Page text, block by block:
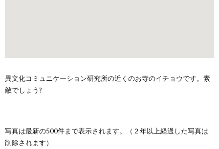
異文化コミュニケーション研究所の近くのお寺のイチョウです。素
敵でしょう?
写真は最新の500件まで表示されます。（２年以上経過した写真は
削除されます）